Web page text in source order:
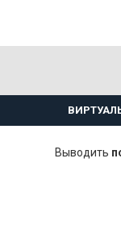
Выводить